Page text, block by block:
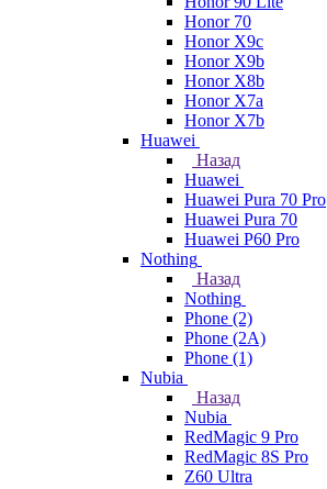
Honor 70
Honor X9c
Honor X9b
Honor X8b
Honor X7a
Honor X7b
Huawei
Назад
Huawei
Huawei Pura 70 Pro
Huawei Pura 70
Huawei P60 Pro
Nothing
Назад
Nothing
Phone (2)
Phone (2A)
Phone (1)
Nubia
Назад
Nubia
RedMagic 9 Pro
RedMagic 8S Pro
Z60 Ultra